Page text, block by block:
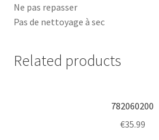
Ne pas repasser
Pas de nettoyage à sec
Related products
782060200
€35.99